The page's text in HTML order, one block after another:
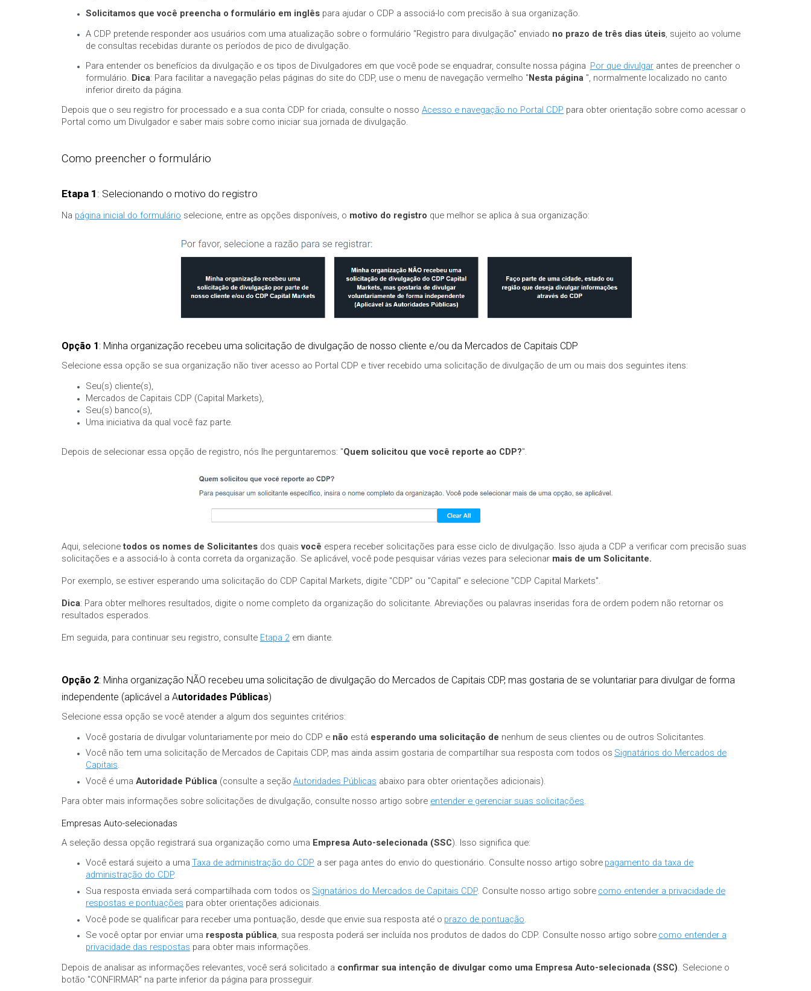
Solicitamos que você preencha o formulário em inglês para ajudar o CDP a associá-lo com precisão à sua organização.
A CDP pretende responder aos usuários com uma atualização sobre o formulário "Registro para divulgação" enviado no prazo de três dias úteis, sujeito ao volume
de consultas recebidas durante os períodos de pico de divulgação.
Para entender os benefícios da divulgação e os tipos de Divulgadores em que você pode se enquadrar, consulte nossa página Por que divulgar antes de preencher o
formulário. Dica: Para facilitar a navegação pelas páginas do site do CDP, use o menu de navegação vermelho "Nesta página ", normalmente localizado no canto
inferior direito da página.
Depois que o seu registro for processado e a sua conta CDP for criada, consulte o nosso Acesso e navegação no Portal CDP para obter orientação sobre como acessar o
Portal como um Divulgador e saber mais sobre como iniciar sua jornada de divulgação.
Como preencher o formulário
Etapa 1 : Selecionando o motivo do registro
Na página inicial do formulário selecione, entre as opções disponíveis, o motivo do registro que melhor se aplica à sua organização:
Opção 1: Minha organização recebeu uma solicitação de divulgação de nosso cliente e/ou da Mercados de Capitais CDP
Selecione essa opção se sua organização não tiver acesso ao Portal CDP e tiver recebido uma solicitação de divulgação de um ou mais dos seguintes itens:
Seu(s) cliente(s),
Mercados de Capitais CDP (Capital Markets),
Seu(s) banco(s),
Uma iniciativa da qual você faz parte.
Depois de selecionar essa opção de registro, nós lhe perguntaremos: "Quem solicitou que você reporte ao CDP?".
Aqui, selecionetodos os nomes de Solicitantes dos quais você espera receber solicitações para esse ciclo de divulgação. Isso ajuda a CDP a verificar com precisão suas
solicitações e a associá-lo à conta correta da organização. Se aplicável, você pode pesquisar várias vezes para selecionar mais de um Solicitante.
Por exemplo, se estiver esperando uma solicitação do CDP Capital Markets, digite "CDP" ou "Capital" e selecione "CDP Capital Markets".
Dica: Para obter melhores resultados, digite o nome completo da organização do solicitante. Abreviações ou palavras inseridas fora de ordem podem não retornar os
resultados esperados.
Em seguida, para continuar seu registro, consulte Etapa 2 em diante.
Opção 2: Minha organização NÃO recebeu uma solicitação de divulgação do Mercados de Capitais CDP, mas gostaria de se voluntariar para divulgar de forma
independente (aplicável a Autoridades Públicas)
Selecione essa opção se você atender a algum dos seguintes critérios:
Você gostaria de divulgar voluntariamente por meio do CDP e não está esperando uma solicitação de nenhum de seus clientes ou de outros Solicitantes.
Você não tem uma solicitação de Mercados de Capitais CDP, mas ainda assim gostaria de compartilhar sua resposta com todos os Signatários do Mercados de
Capitais.
Você é uma Autoridade Pública (consulte a seção Autoridades Públicas abaixo para obter orientações adicionais).
Para obter mais informações sobre solicitações de divulgação, consulte nosso artigo sobre entender e gerenciar suas solicitações.
Empresas Auto-selecionadas
A seleção dessa opção registrará sua organização como uma Empresa Auto-selecionada (SSC). Isso significa que:
Você estará sujeito a uma Taxa de administração do CDP a ser paga antes do envio do questionário. Consulte nosso artigo sobre pagamento da taxa de
administração do CDP.
Sua resposta enviada será compartilhada com todos os Signatários do Mercados de Capitais CDP. Consulte nosso artigo sobre como entender a privacidade de
respostas e pontuações para obter orientações adicionais.
Você pode se qualificar para receber uma pontuação, desde que envie sua resposta até o prazo de pontuação.
Se você optar por enviar uma resposta pública, sua resposta poderá ser incluída nos produtos de dados do CDP. Consulte nosso artigo sobre como entender a
privacidade das respostas para obter mais informações.
Depois de analisar as informações relevantes, você será solicitado a confirmar sua intenção de divulgar como uma Empresa Auto-selecionada (SSC). Selecione o
botão "CONFIRMAR" na parte inferior da página para prosseguir.